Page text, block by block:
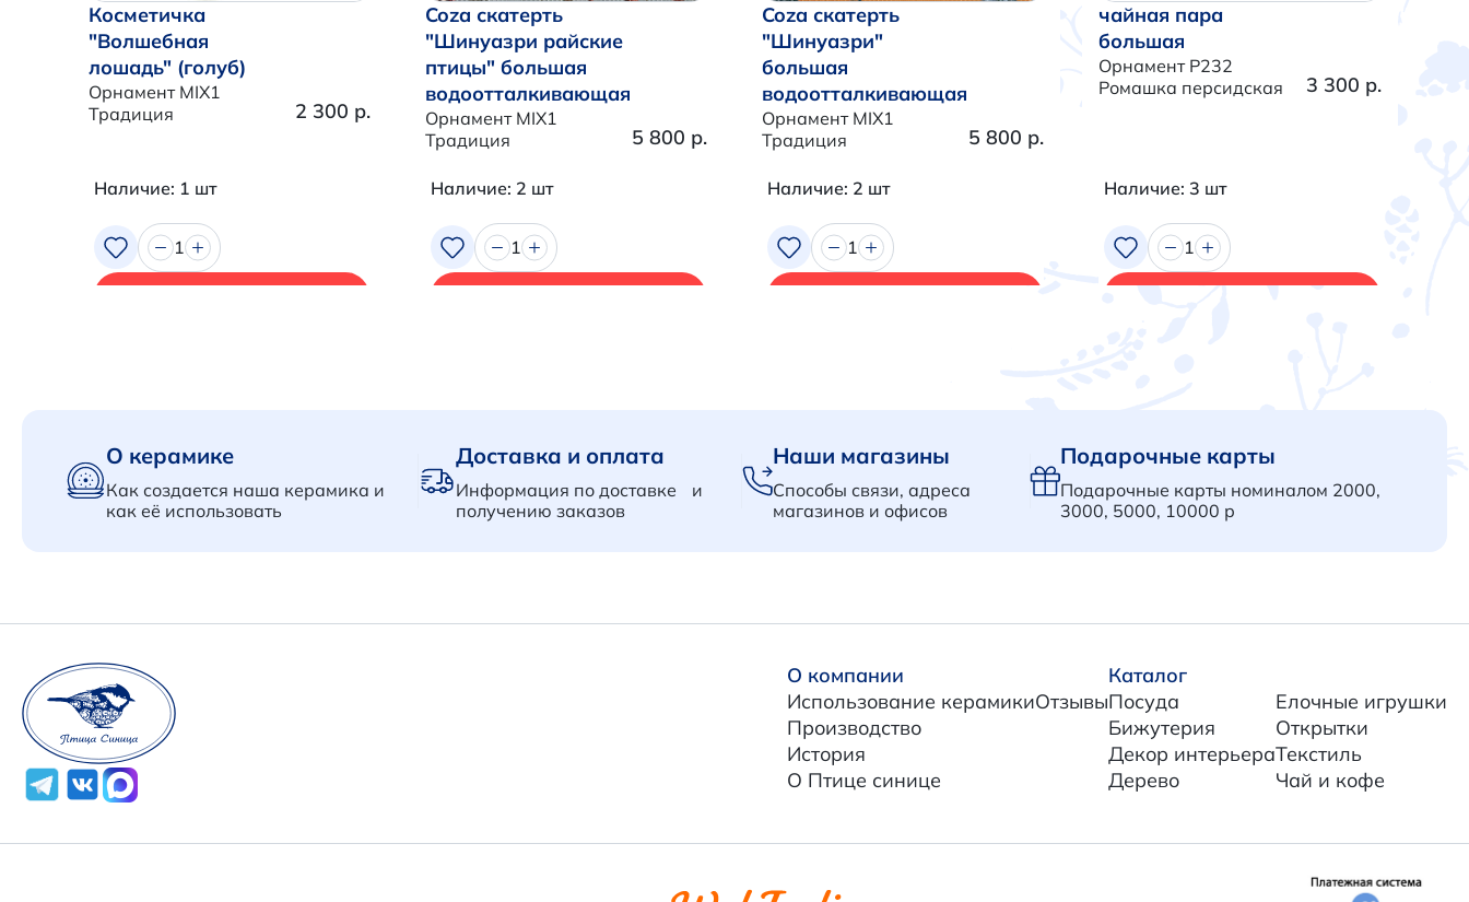
Косметичка
"Волшебная
лошадь" (голуб)
Орнамент MIX1
Традиция
2 300 р.
Наличие: 1 шт
1
Coza скатерть
"Шинуазри райские
птицы" большая
водоотталкивающая
Орнамент MIX1
Традиция
5 800 р.
Наличие: 2 шт
1
Coza скатерть
"Шинуазри"
большая
водоотталкивающая
Орнамент MIX1
Традиция
5 800 р.
Наличие: 2 шт
1
чайная пара
большая
Орнамент P232
Ромашка персидская
3 300 р.
Наличие: 3 шт
1
О керамике
Как создается наша керамика и
как её использовать
Доставка и оплата
Информация по доставке и
получению заказов
Наши магазины
Способы связи, адреса
магазинов и офисов
Подарочные карты
Подарочные карты номиналом 2000,
3000, 5000, 10000 р
О компании
Использование керамики
Производство
История
О Птице синице
Отзывы
Каталог
Посуда
Бижутерия
Декор интерьера
Дерево
Елочные игрушки
Открытки
Текстиль
Чай и кофе